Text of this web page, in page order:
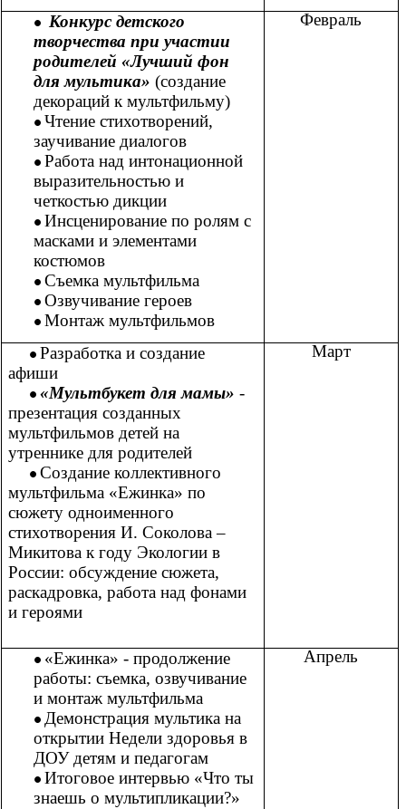
Конкурс детского
творчества при участии
родителей «Лучший фон
для мультика» (создание
декораций к мультфильму)
Чтение стихотворений,
заучивание диалогов
Работа над интонационной
выразительностью и
четкостью дикции
Инсценирование по ролям с
масками и элементами
костюмов
Съемка мультфильма
Озвучивание героев
Монтаж мультфильмов
Февраль
Разработка и создание
афиши
«Мультбукет для мамы» -
презентация созданных
мультфильмов детей на
утреннике для родителей
Создание коллективного
мультфильма «Ежинка» по
сюжету одноименного
стихотворения И. Соколова –
Микитова к году Экологии в
России: обсуждение сюжета,
раскадровка, работа над фонами
и героями
Март
«Ежинка» - продолжение
работы: съемка, озвучивание
и монтаж мультфильма
Демонстрация мультика на
открытии Недели здоровья в
ДОУ детям и педагогам
Итоговое интервью «Что ты
знаешь о мультипликации?»
Апрель